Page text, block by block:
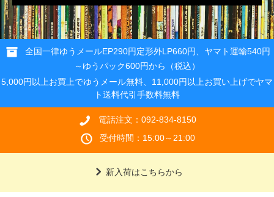
全国一律ゆうメールEP290円定形外LP660円、ヤマト運輸540円
～ゆうパック600円から（税込）
5,000円以上お買上でゆうメール無料、11,000円以上お買い上げでヤマ
ト送料代引手数料無料
電話注文：092-834-8150
受付時間：15:00～21:00
新入荷はこちらから